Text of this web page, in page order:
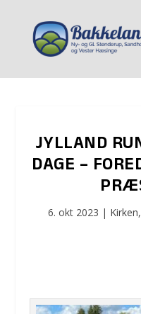
JYLLAND
DAGE –
6. okt 2023 | Kirken,